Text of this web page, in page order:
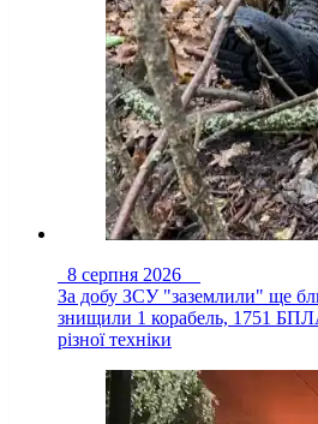
8 серпня 2026
За добу ЗСУ "заземлили" ще
знищили 1 корабель, 1751
різної техніки